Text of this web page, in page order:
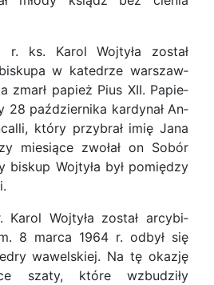
r. ks. Karol Wojtyła został
w katedrze warszaw­
zmarł papież Pius XII. Papie­
28 października kardynał An­
który przybrał imię Jana
miesiące zwołał on Sobór
biskup Wojtyła był pomiędzy
Karol Wojtyła został arcybi­
8 marca 1964 r. odbył się
wawelskiej. Na tę okazję
szaty, które wzbudziły